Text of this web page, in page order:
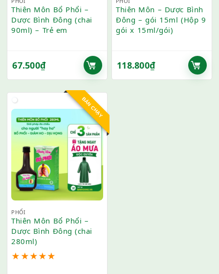
Thiên Môn Bổ Phổi –
Dược Bình Đông (chai
90ml) – Trẻ em
67.500₫
Thiên Môn – Dược Bình
Đông – gói 15ml (Hộp 9
gói x 15ml/gói)
118.800₫
BÁN CHẠY
PHỔI
Thiên Môn Bổ Phổi –
Dược Bình Đông (chai
280ml)
★ ★★★★